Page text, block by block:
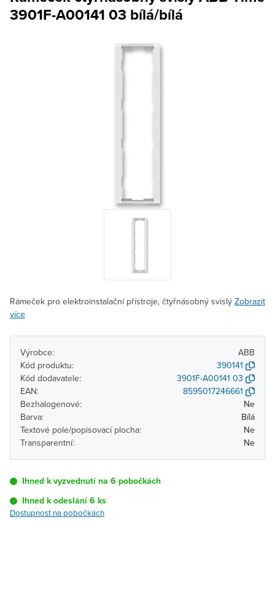
3901F-A00141 03 bílá/bílá
Rámeček pro elektroinstalační přístroje, čtyřnásobný svislý Zobrazit
více
Výrobce:
ABB
Kód produktu:
390141
Kód dodavatele:
3901F-A00141 03
EAN:
8595017246661
Bezhalogenové:
Ne
Barva:
Bílá
Textové pole/popisovací plocha:
Ne
Transparentní:
Ne
Ihned k vyzvednutí na 6 pobočkách
Ihned k odeslání 6 ks
Dostupnost na pobočkách